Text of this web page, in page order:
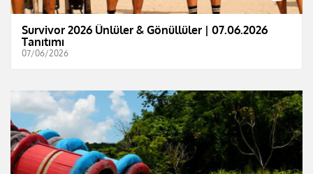
Survivor 2026 Ünlüler & Gönüllüler | 07.06.2026
Tanıtımı
07/06/2026